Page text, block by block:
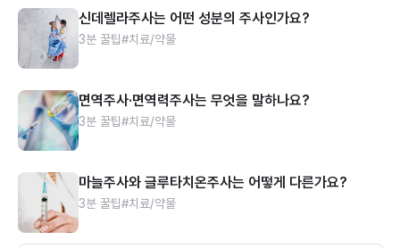
신데렐라주사는 어떤 성분의 주사인가요?
3분 꿀팁#치료/약물
면역주사·면역력주사는 무엇을 말하나요?
3분 꿀팁#치료/약물
마늘주사와 글루타치온주사는 어떻게 다른가요?
3분 꿀팁#치료/약물